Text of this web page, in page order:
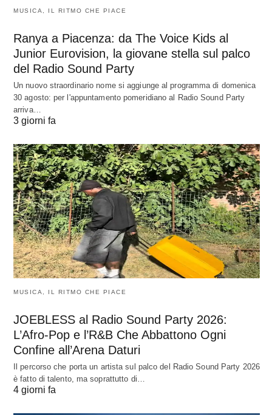
MUSICA, IL RITMO CHE PIACE
Ranya a Piacenza: da The Voice Kids al
Junior Eurovision, la giovane stella sul palco
del Radio Sound Party
Un nuovo straordinario nome si aggiunge al programma di domenica
30 agosto: per l'appuntamento pomeridiano al Radio Sound Party
arriva…
3 giorni fa
MUSICA, IL RITMO CHE PIACE
JOEBLESS al Radio Sound Party 2026:
L’Afro-Pop e l’R&B Che Abbattono Ogni
Confine all’Arena Daturi
Il percorso che porta un artista sul palco del Radio Sound Party 2026
è fatto di talento, ma soprattutto di…
4 giorni fa